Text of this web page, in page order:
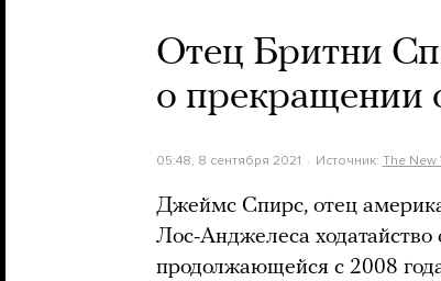
Отец Бритни
о прекращении
05:48, 8 сентября 2021 Источник: The New
Джеймс Спирс, отец
Лос-Анджелеса ходатайство
продолжающейся с 2008